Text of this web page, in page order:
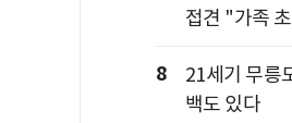
접견 "가족
8
21세기 무릉
백도 있다